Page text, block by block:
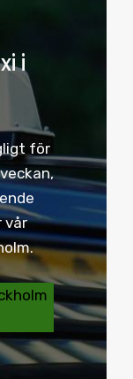
i
för
vår